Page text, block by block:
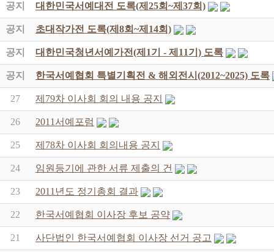
공지 대한민국서예대전 도록(제25회~제37회)
공지 초대작가전 도록(제8회~제14회)
공지 대한민국청년서예가전(제1기 - 제11기) 도록
공지 한국서예협회 특별기획전 & 해외전시(2012~2025) 도록
27 제79차 이사회 회의 내용 공지
26 2011서예포럼
25 제78차 이사회 회의내용 공지
24 임원등기에 관한 서류 제출의 건
23 2011년도 정기총회 결과
22 한국서예협회 이사장 후보 공약
21 사단법인 한국서예협회 이사장 선거 공고